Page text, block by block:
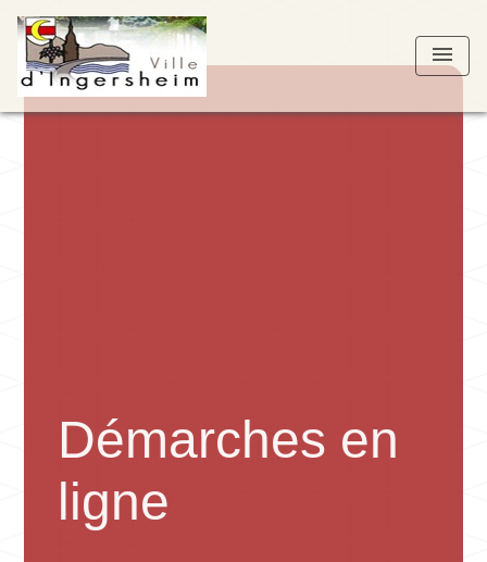
menu
Démarches en
ligne